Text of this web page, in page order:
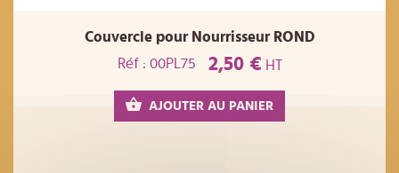
Couvercle pour Nourrisseur ROND
Réf : 00PL75
2,50 € HT
AJOUTER AU PANIER